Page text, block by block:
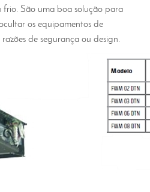
São uma boa solução para
os equipamentos de
de segurança ou design.